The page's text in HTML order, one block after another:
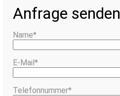
Anfrage senden
Name*
E-Mail*
Telefonnummer*